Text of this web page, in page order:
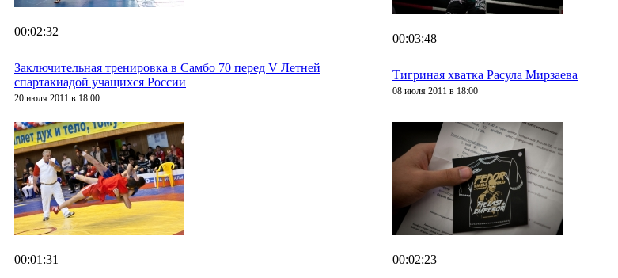
00:02:32
Заключительная тренировка в Самбо 70 перед V Летней
спартакиадой учащихся России
20 июля 2011 в 18:00
00:03:48
Тигриная хватка Расула Мирзаева
08 июля 2011 в 18:00
00:01:31 00:02:23